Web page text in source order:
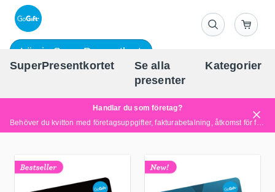
Lös in SuperPresentkort
SuperPresentkortet
Se alla
presenter
Kategorier
Handlar du som företag?
Behöver du kvitton med företagsuppgifter, fakturabetalning, åtkomst för flera användare eller skräddarsydda lösningar?